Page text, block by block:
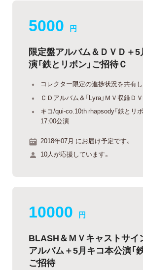
5000 円
限定盤アルバム＆ＤＶＤ＋
演「鉄とリボン」ご招待Ｃ
コレクター限定の進捗状況を共有し
ＣＤアルバム＆「Lyra」ＭＶ収録Ｄ
キコ/qui-co.10th rhapsody「鉄とリ
17:00公演
2018年07月 にお届け予定です。
10人が応援しています。
10000 円
BLASH＆ＭＶキャストサイ
アルバム＋5月キコ本公演「
ご招待